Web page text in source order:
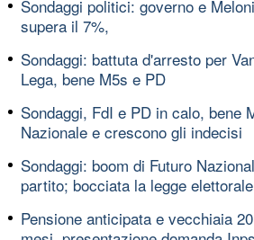
Sondaggi politici: governo e
supera il 7%,
Sondaggi: battuta d'arresto per
Lega, bene M5s e PD
Sondaggi, FdI e PD in calo, bene
Nazionale e crescono gli indecisi
Sondaggi: boom di Futuro
partito; bocciata la legge elettorale
Pensione anticipata e vecchiaia